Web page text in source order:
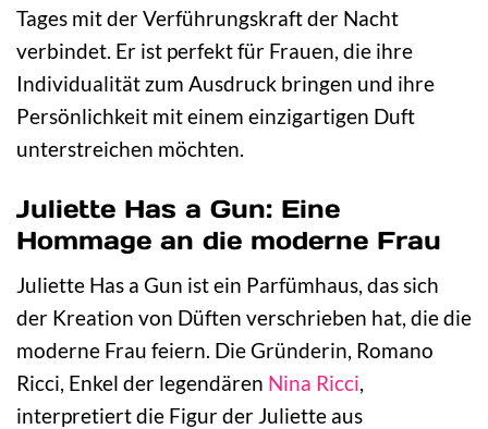
Tages mit der Verführungskraft der Nacht
verbindet. Er ist perfekt für Frauen, die ihre
Individualität zum Ausdruck bringen und ihre
Persönlichkeit mit einem einzigartigen Duft
unterstreichen möchten.
Juliette Has a Gun: Eine
Hommage an die moderne Frau
Juliette Has a Gun ist ein Parfümhaus, das sich
der Kreation von Düften verschrieben hat, die die
moderne Frau feiern. Die Gründerin, Romano
Ricci, Enkel der legendären Nina Ricci
interpretiert die Figur der Juliette aus